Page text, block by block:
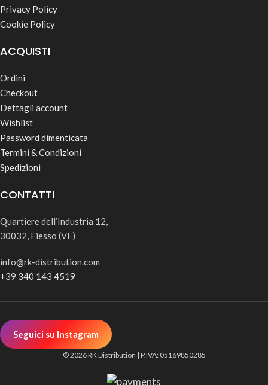
Privacy Policy
Cookie Policy
ACQUISTI
Ordini
Checkout
Dettagli account
Wishlist
Password dimenticata
Termini & Condizioni
Spedizioni
CONTATTI
Quartiere dell’Industria 12,
30032, Fiesso (VE)
info@rk-distribution.com
+39 340 143 4519
Seguici su Instagram
© 2026 RK Distribution | P.IVA: 05169850285